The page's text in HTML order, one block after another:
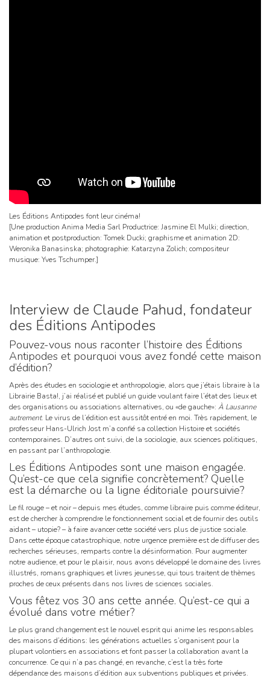
Les Éditions Antipodes font leur cinéma!
[Une production Anima Media Sarl Productrice: Jasmine El Mulki; direction,
animation et postproduction: Tomek Ducki; graphisme et animation 2D:
Weronika Banasinska; photographie: Katarzyna Zolich; compositeur
musique: Yves Tschumper.]
Interview de Claude Pahud, fondateur
des Éditions Antipodes
Pouvez-vous nous raconter l’histoire des Éditions
Antipodes et pourquoi vous avez fondé cette maison
d’édition?
Après des études en sociologie et anthropologie, alors que j’étais libraire à la
Librairie Basta!, j’ai réalisé et publié un guide voulant faire l’état des lieux et
des organisations ou associations alternatives, ou «de gauche»: À Lausanne
autrement. Le virus de l’édition est aussitôt entré en moi. Très rapidement, le
professeur Hans-Ulrich Jost m’a confié sa collection Histoire et sociétés
contemporaines. D’autres ont suivi, de la sociologie, aux sciences politiques,
en passant par l’anthropologie.
Les Éditions Antipodes sont une maison engagée.
Qu’est-ce que cela signifie concrètement? Quelle
est la démarche ou la ligne éditoriale poursuivie?
Le fil rouge – et noir – depuis mes études, comme libraire puis comme éditeur,
est de chercher à comprendre le fonctionnement social et de fournir des outils
aidant – utopie? – à faire avancer cette société vers plus de justice sociale.
Dans cette époque catastrophique, notre urgence première est de diffuser des
recherches sérieuses, remparts contre la désinformation. Pour augmenter
notre audience, et pour le plaisir, nous avons développé le domaine des livres
illustrés, romans graphiques et livres jeunesse, qui tous traitent de thèmes
proches de ceux présents dans nos livres de sciences sociales.
Vous fêtez vos 30 ans cette année. Qu’est-ce qui a
évolué dans votre métier?
Le plus grand changement est le nouvel esprit qui anime les responsables
des maisons d’éditions: les générations actuelles s’organisent pour la
plupart volontiers en associations et font passer la collaboration avant la
concurrence. Ce qui n’a pas changé, en revanche, c’est la très forte
dépendance des maisons d’édition aux subventions publiques et privées.